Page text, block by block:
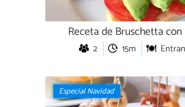
Receta de Bruschetta
2 15m
Especial Navidad